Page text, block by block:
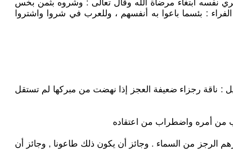
ابتغاء مرضاة الله وقال تعالى : وشروه بثمن بخس
: بئسما باعوا به أنفسهم ، وللعرب في شروا واشتروا
: ناقة رجزاء ضعيفة العجز إذا نهضت من مبركها لم تستقل
من أمره واضطراب من اعتقاده
الرجز من السماء . وجائز أن يكون ذلك طاعونا , وجائز أن